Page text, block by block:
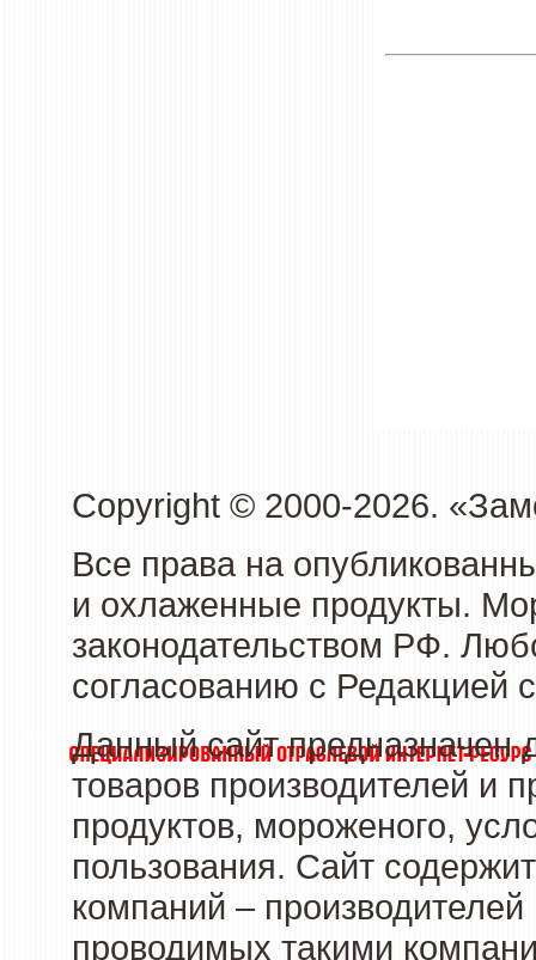
Copyright © 2000-2026.
Все права на
и охлаженные продукты.
законодательством РФ.
согласованию с Редакцией
Данный сайт предназначен
товаров производителей и
продуктов, мороженого,
пользования. Сайт
компаний –
проводимых такими